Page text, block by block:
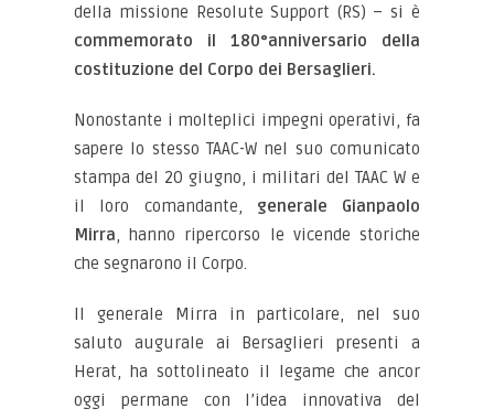
della missione Resolute Support (RS) – si è
commemorato il 180°anniversario della
costituzione del Corpo dei Bersaglieri.
Nonostante i molteplici impegni operativi, fa
sapere lo stesso TAAC-W nel suo comunicato
stampa del 20 giugno, i militari del TAAC W e
il loro comandante, generale Gianpaolo
Mirra , hanno ripercorso le vicende storiche
che segnarono il Corpo.
Il generale Mirra in particolare, nel suo
saluto augurale ai Bersaglieri presenti a
Herat, ha sottolineato il legame che ancor
oggi permane con l’idea innovativa del